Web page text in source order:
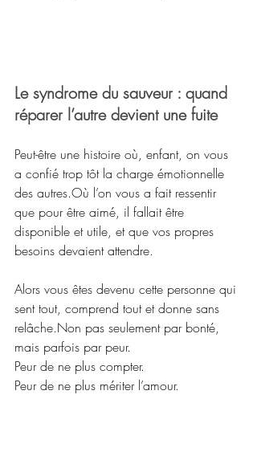
Le syndrome du sauveur : quand
réparer l’autre devient une fuite
Peut-être une histoire où, enfant, on vous
a confié trop tôt la charge émotionnelle
des autres.Où l’on vous a fait ressentir
que pour être aimé, il fallait être
disponible et utile, et que vos propres
besoins devaient attendre.
Alors vous êtes devenu cette personne qui
sent tout, comprend tout et donne sans
relâche.Non pas seulement par bonté,
mais parfois par peur.
Peur de ne plus compter.
Peur de ne plus mériter l’amour.